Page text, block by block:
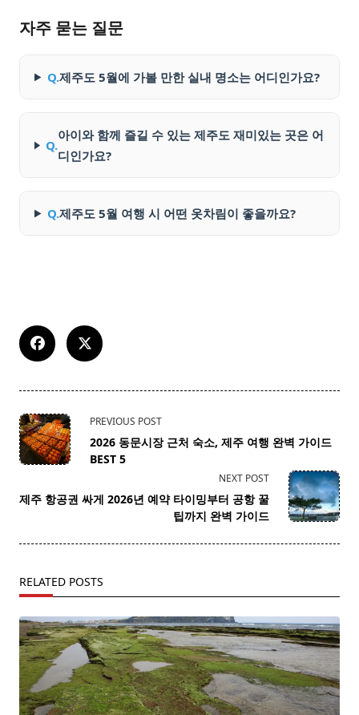
자주 묻는 질문
Q.제주도 5월에 가볼 만한 실내 명소는 어디인가요?
Q.
아이와 함께 즐길 수 있는 제주도 재미있는 곳은 어
디인가요?
Q.제주도 5월 여행 시 어떤 옷차림이 좋을까요?
<span
class="nav-
subtitle
reader-
PREVIOUS POST
2026 동문시장 근처 숙소, 제주 여행 완벽 가이드
BEST 5
NEXT POST
제주 항공권 싸게 2026년 예약 타이밍부터 공항 꿀
팁까지 완벽 가이드
RELATED POSTS